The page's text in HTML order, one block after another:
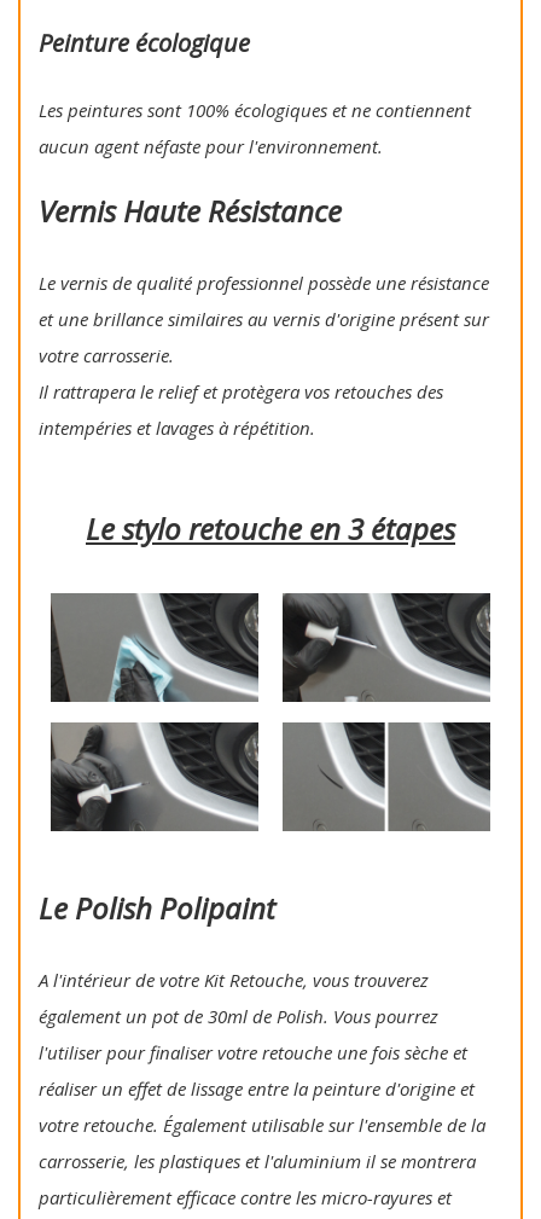
Peinture écologique
Les peintures sont 100% écologiques et ne contiennent
aucun agent néfaste pour l'environnement.
Vernis Haute Résistance
Le vernis de qualité professionnel possède une résistance
et une brillance similaires au vernis d'origine présent sur
votre carrosserie.
Il rattrapera le relief et protègera vos retouches des
intempéries et lavages à répétition.
Le stylo retouche en 3 étapes
Le Polish Polipaint
A l'intérieur de votre Kit Retouche, vous trouverez
également un pot de 30ml de Polish. Vous pourrez
l'utiliser pour finaliser votre retouche une fois sèche et
réaliser un effet de lissage entre la peinture d'origine et
votre retouche. Également utilisable sur l'ensemble de la
carrosserie, les plastiques et l'aluminium il se montrera
particulièrement efficace contre les micro-rayures et